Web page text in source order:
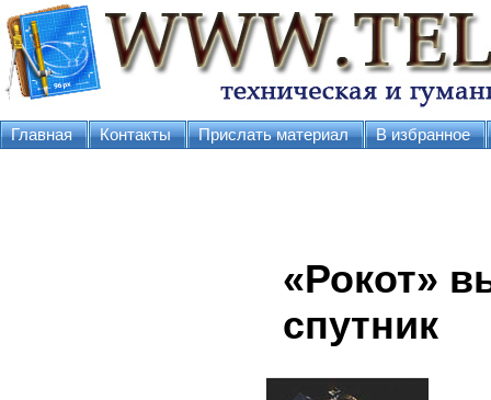
Главная Контакты Прислать материал В избранное
«Рокот»
спутник